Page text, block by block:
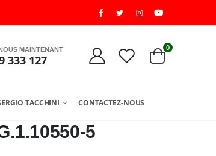
MAINTENANT
333 127
0
TACCHINI CONTACTEZ-NOUS
5